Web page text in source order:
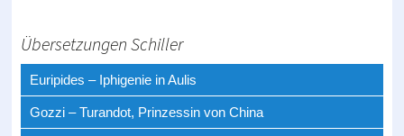
Übersetzungen Schiller
Euripides – Iphigenie in Aulis
Gozzi – Turandot, Prinzessin von China